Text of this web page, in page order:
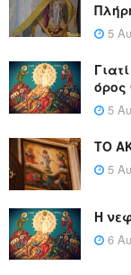
5
όρος
5
ΤΟ
5
Η
6